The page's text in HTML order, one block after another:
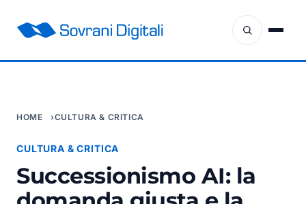
HOME CULTURA & CRITICA
CULTURA & CRITICA
Successionismo AI: la